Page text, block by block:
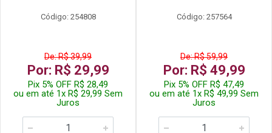
Código: 254808
De: R$ 39,99
Por: R$ 29,99
Pix 5% OFF R$ 28,49
ou em até 1x R$ 29,99 Sem
Juros
Código: 257564
De: R$ 59,99
Por: R$ 49,99
Pix 5% OFF R$ 47,49
ou em até 1x R$ 49,99 Sem
Juros